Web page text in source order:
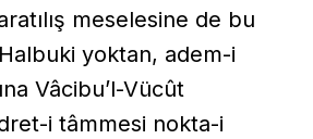
meselesine de bu
yoktan, adem-i
Vâcibu’l-Vücût
i tâmmesi nokta-i